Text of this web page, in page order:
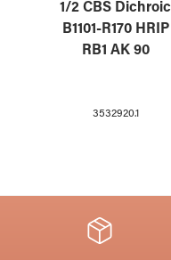
1/2 CBS Dichroic
B1101-R170 HRIP
RB1 AK 90
3532920.1